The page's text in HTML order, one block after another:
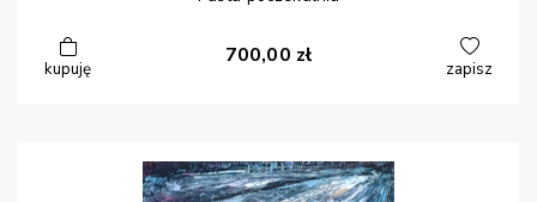
kupuję
700,00 zł
zapisz